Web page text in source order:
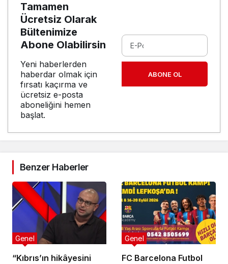
Tamamen
Ücretsiz Olarak
Bültenimize
Abone Olabilirsin
Yeni haberlerden
haberdar olmak için
fırsatı kaçırma ve
ücretsiz e-posta
aboneliğini hemen
başlat.
ABONE OL
Benzer Haberler
“Kıbrıs’ın hikâyesini
Genel
FC Barcelona Futbol
Genel